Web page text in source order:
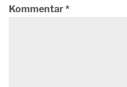
Kommentar*